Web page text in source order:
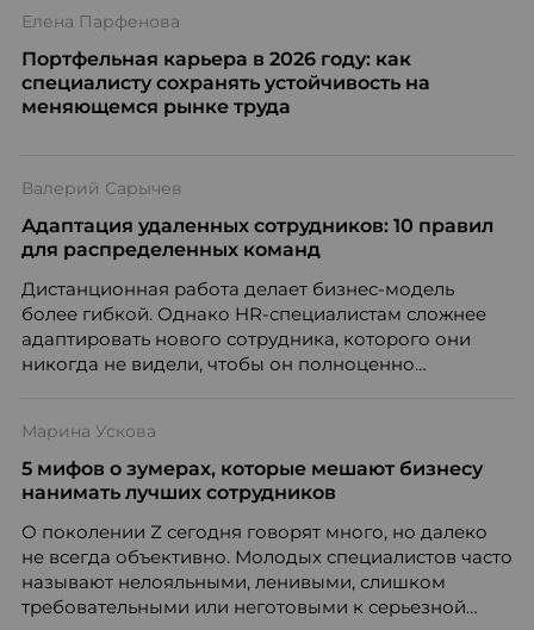
Елена Парфенова
Портфельная карьера в 2026 году: как
специалисту сохранять устойчивость на
меняющемся рынке труда
Валерий Сарычев
Адаптация удаленных сотрудников: 10 правил
для распределенных команд
Дистанционная работа делает бизнес-модель
более гибкой. Однако HR-специалистам сложнее
адаптировать нового сотрудника, которого они
никогда не видели, чтобы он полноценно
Марина Ускова
5 мифов о зумерах, которые мешают бизнесу
нанимать лучших сотрудников
О поколении Z сегодня говорят много, но далеко
не всегда объективно. Молодых специалистов часто
называют нелояльными, ленивыми, слишком
требовательными или неготовыми к серьезной